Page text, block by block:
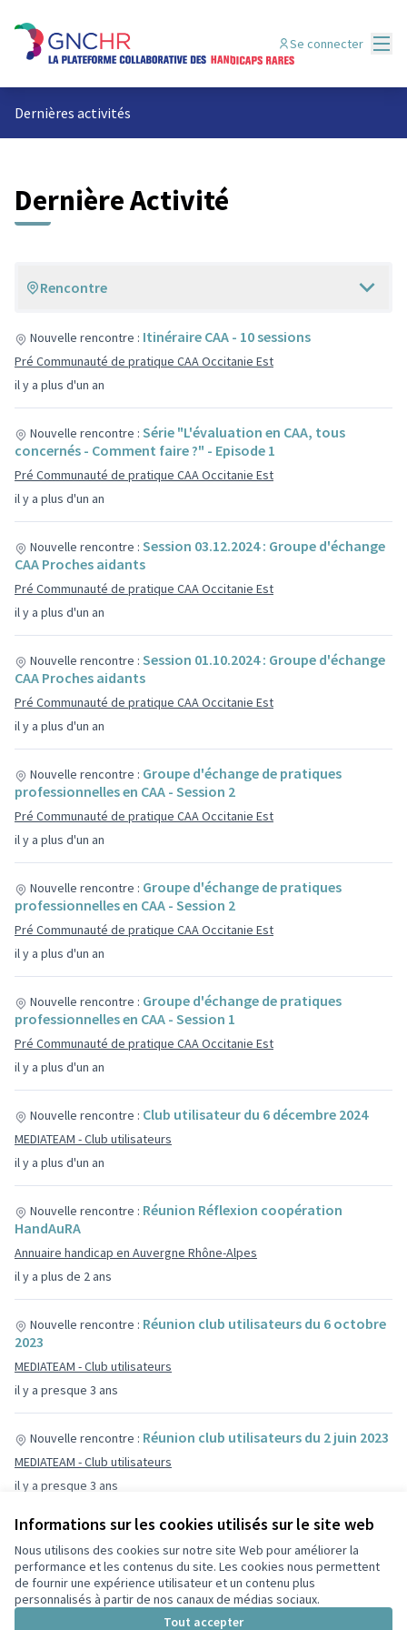
Informations sur les cookies utilisés sur le site web
Nous utilisons des cookies sur notre site Web pour améliorer la
performance et les contenus du site. Les cookies nous permettent
de fournir une expérience utilisateur et un contenu plus
personnalisés à partir de nos canaux de médias sociaux.
Tout accepter
Se connecter
Dernières activités
Dernière Activité
Rencontre
il y a plus d'un an
Nouvelle rencontre : Itinéraire CAA - 10 sessions
Pré Communauté de pratique CAA Occitanie Est
il y a plus d'un an
Nouvelle rencontre : Série "L'évaluation en CAA, tous
concernés - Comment faire ?" - Episode 1
Pré Communauté de pratique CAA Occitanie Est
il y a plus d'un an
Nouvelle rencontre : Session 03.12.2024 : Groupe d'échange
CAA Proches aidants
Pré Communauté de pratique CAA Occitanie Est
il y a plus d'un an
Nouvelle rencontre : Session 01.10.2024 : Groupe d'échange
CAA Proches aidants
Pré Communauté de pratique CAA Occitanie Est
il y a plus d'un an
Nouvelle rencontre : Groupe d'échange de pratiques
professionnelles en CAA - Session 2
Pré Communauté de pratique CAA Occitanie Est
il y a plus d'un an
Nouvelle rencontre : Groupe d'échange de pratiques
professionnelles en CAA - Session 2
Pré Communauté de pratique CAA Occitanie Est
il y a plus d'un an
Nouvelle rencontre : Groupe d'échange de pratiques
professionnelles en CAA - Session 1
Pré Communauté de pratique CAA Occitanie Est
il y a plus d'un an
Nouvelle rencontre : Club utilisateur du 6 décembre 2024
MEDIATEAM - Club utilisateurs
il y a plus de 2 ans
Nouvelle rencontre : Réunion Réflexion coopération
HandAuRA
Annuaire handicap en Auvergne Rhône-Alpes
il y a presque 3 ans
Nouvelle rencontre : Réunion club utilisateurs du 6 octobre
2023
MEDIATEAM - Club utilisateurs
il y a presque 3 ans
Nouvelle rencontre : Réunion club utilisateurs du 2 juin 2023
MEDIATEAM - Club utilisateurs
Conditions d'utilisation
Paramètres des cookies